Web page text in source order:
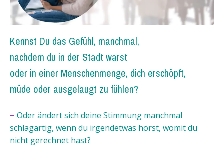
Kennst Du das Gefühl, manchmal,
nachdem du in der Stadt warst
oder in einer Menschenmenge, dich erschöpft,
müde oder ausgelaugt zu fühlen?
~ Oder ändert sich deine Stimmung manchmal
schlagartig, wenn du irgendetwas hörst, womit du
nicht gerechnet hast?